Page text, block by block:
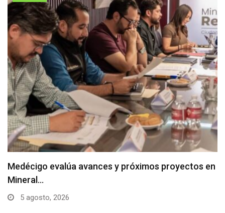
Medécigo evalúa avances y próximos proyectos en
Mineral…
5 agosto, 2026